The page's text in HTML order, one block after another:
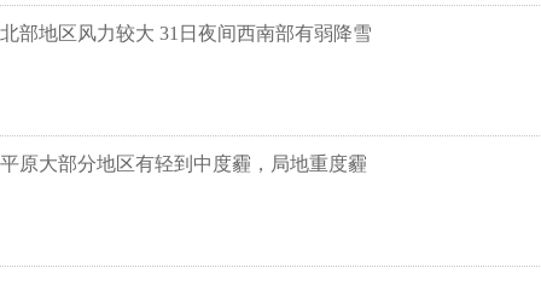
北部地区风力较大 31日夜间西南部有弱降雪
平原大部分地区有轻到中度霾，局地重度霾